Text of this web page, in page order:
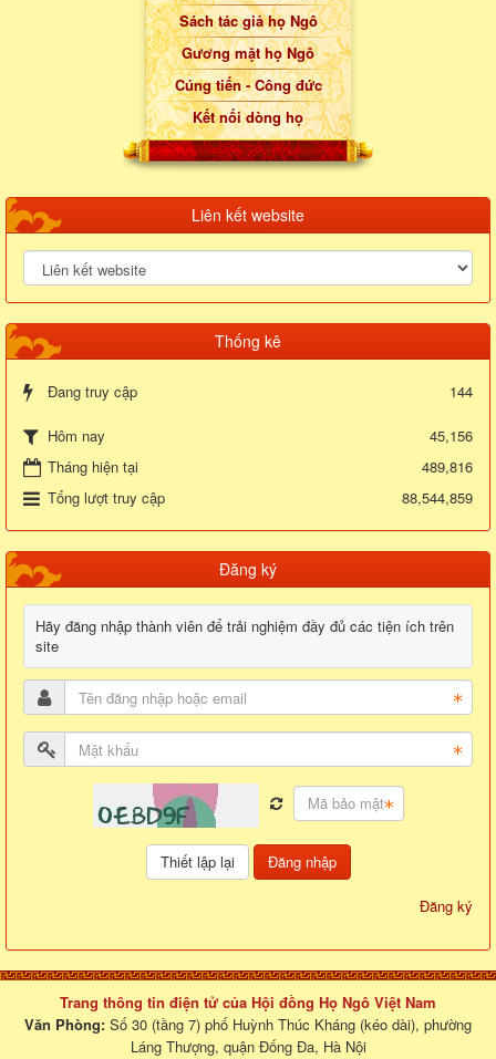
Sách tác giả họ Ngô
Gương mặt họ Ngô
Cúng tiến - Công đức
Kết nối dòng họ
Liên kết website
Thống kê
Đang truy cập 144
Hôm nay
45,156
Tháng hiện tại
489,816
Tổng lượt truy cập
88,544,859
Đăng ký
Hãy đăng nhập thành viên để trải nghiệm đầy đủ các tiện ích trên
site
Đăng nhập
Đăng ký
Trang thông tin điện tử của Hội đồng Họ Ngô Việt Nam
Văn Phòng: Số 30 (tầng 7) phố Huỳnh Thúc Kháng (kéo dài), phường
Láng Thượng, quận Đống Đa, Hà Nội